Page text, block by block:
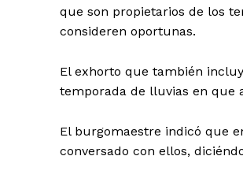
que son propietarios de los
consideren oportunas.
El exhorto que también
temporada de lluvias en que
El burgomaestre indicó que
conversado con ellos,